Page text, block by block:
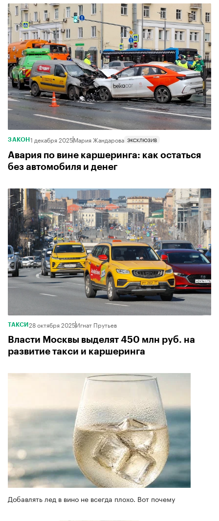
ЗАКОН 1 декабря 2025Мария Жандарова ЭКСКЛЮЗИВ
Авария по вине каршеринга: как остаться
без автомобиля и денег
ТАКСИ 28 октября 2025Игнат Прутьев
Власти Москвы выделят 450 млн руб. на
развитие такси и каршеринга
Добавлять лед в вино не всегда плохо. Вот почему